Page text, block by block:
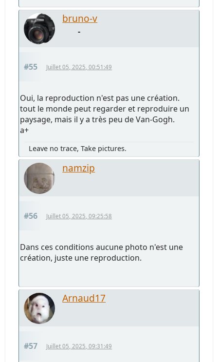
bruno-v
-
#55 Juillet 05, 2025, 00:51:49
Oui, la reproduction n'est pas une création.
tout le monde peut regarder et reproduire un
paysage, mais il y a très peu de Van-Gogh.
a+
Leave no trace, Take pictures.
namzip
#56 Juillet 05, 2025, 09:25:58
Dans ces conditions aucune photo n'est une
création, juste une reproduction.
Arnaud17
#57 Juillet 05, 2025, 09:31:49